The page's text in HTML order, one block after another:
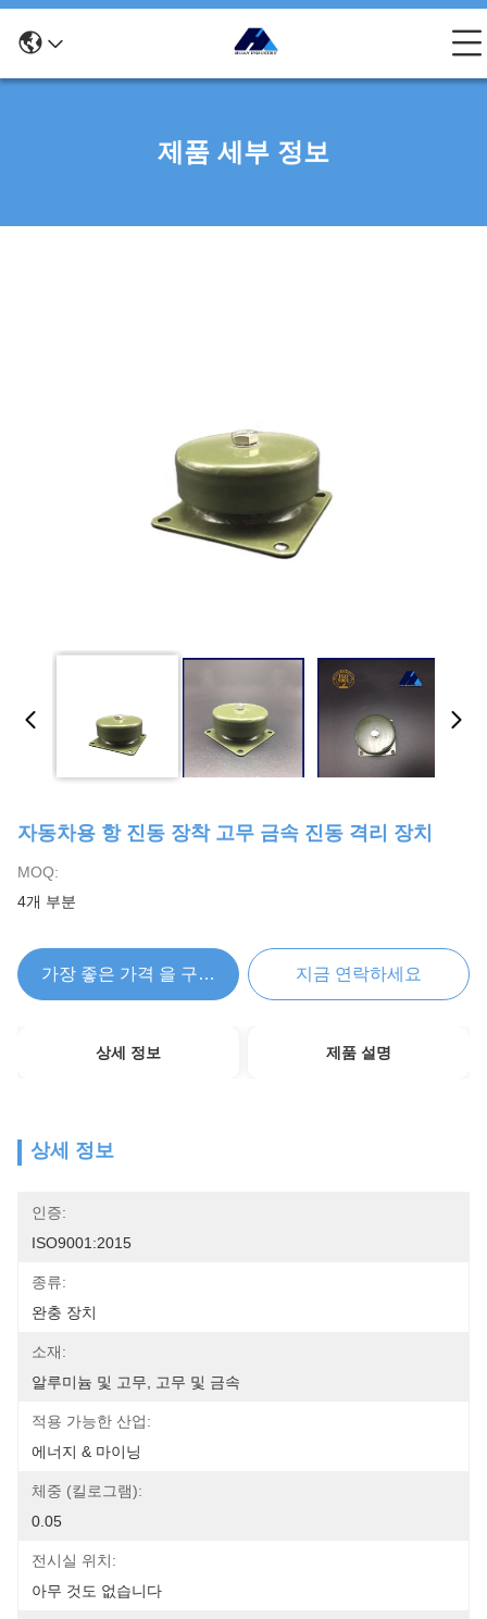
제품 세부 정보
자동차용 항 진동 장착 고무 금속 진동 격리 장치
MOQ:
4개 부분
가장 좋은 가격 을 구하라 지금 연락하세요
상세 정보 제품 설명
상세 정보
인증:
ISO9001:2015
종류:
완충 장치
소재:
알루미늄 및 고무, 고무 및 금속
적용 가능한 산업:
에너지 & 마이닝
체중 (킬로그램):
0.05
전시실 위치:
아무 것도 없습니다